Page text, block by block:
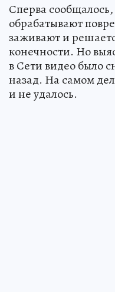
Сперва
обрабатывают
заживают и
конечности. Но
в Сети видео было
назад. На самом
и не удалось.